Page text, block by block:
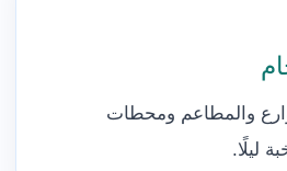
والمطاعم ومحطات
ليلًا.